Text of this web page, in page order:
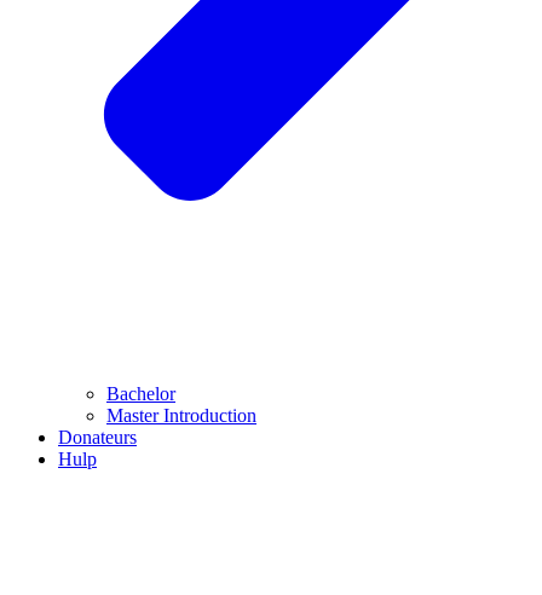
Bachelor
Master Introduction
Donateurs
Hulp